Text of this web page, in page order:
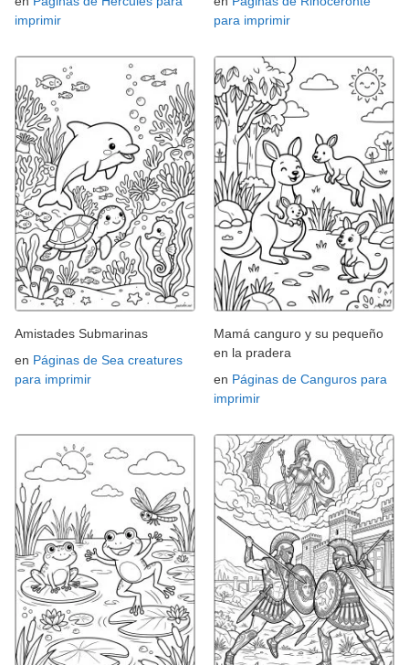
imprimir
para imprimir
Amistades Submarinas
en Páginas de Sea creatures
para imprimir
Mamá canguro y su pequeño
en la pradera
en Páginas de Canguros para
imprimir